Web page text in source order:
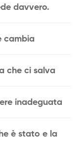
davvero.
cambia
che ci salva
inadeguata
è stato e la